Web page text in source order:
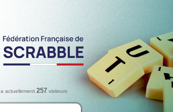
a actuellement 257 visiteurs